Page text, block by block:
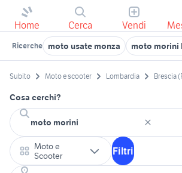
Home Cerca Vendi
Ricerche moto usate monza moto morini
Subito Moto e scooter Lombardia Brescia
Cosa cerchi?
Moto e
Scooter
Filtri